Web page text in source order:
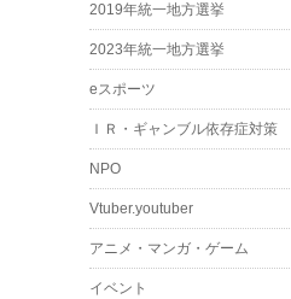
2019年統一地方選挙
2023年統一地方選挙
eスポーツ
ＩＲ・ギャンブル依存症対策
NPO
Vtuber.youtuber
アニメ・マンガ・ゲーム
イベント